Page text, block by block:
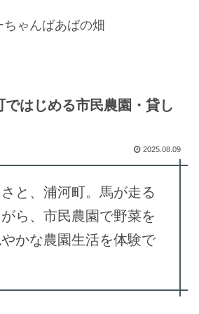
ちゃんばあばの畑
ではじめる市民農園・貸し
2025.08.09
と、浦河町。馬が走る
ら、市民農園で野菜を
かな農園生活を体験で